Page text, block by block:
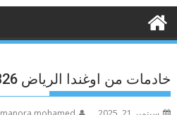
خادمات من اوغندا الرياض 0574587326